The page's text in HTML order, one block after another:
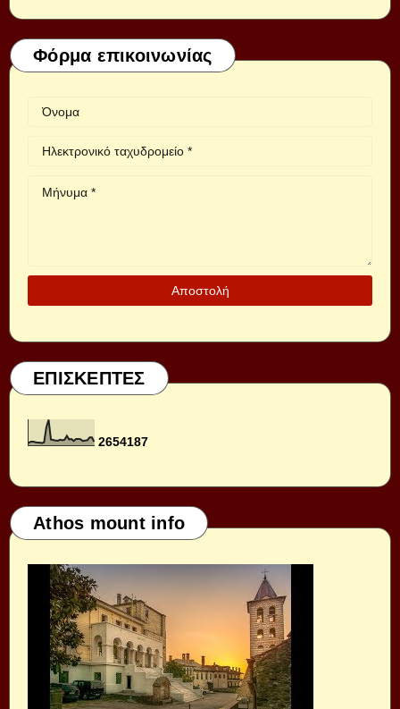
Φόρμα επικοινωνίας
ΕΠΙΣΚΕΠΤΕΣ
2654187
Athos mount info